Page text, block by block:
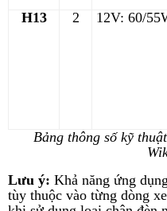
H13 2 12V: 60/
Bảng thông số kỹ
Lưu ý: Khả năng ứng
tùy thuộc vào từng dòng